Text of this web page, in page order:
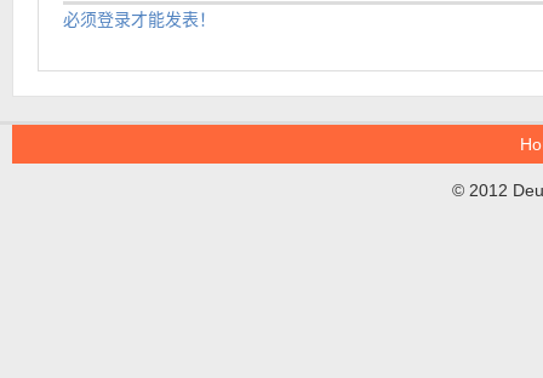
必须登录才能发表！
© 2012